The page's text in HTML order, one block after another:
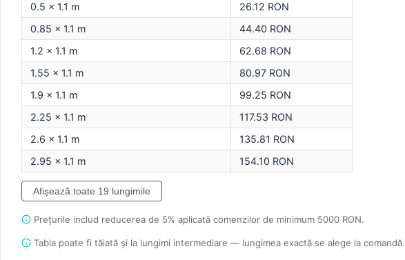
0.5 × 1.1 m
26.12 RON
0.85 × 1.1 m
44.40 RON
1.2 × 1.1 m
62.68 RON
1.55 × 1.1 m
80.97 RON
1.9 × 1.1 m
99.25 RON
2.25 × 1.1 m
117.53 RON
2.6 × 1.1 m
135.81 RON
2.95 × 1.1 m
154.10 RON
Afișează toate 19 lungimile
Prețurile includ reducerea de 5% aplicată comenzilor de minimum 5000 RON.
Tabla poate fi tăiată și la lungimi intermediare — lungimea exactă se alege la comandă.